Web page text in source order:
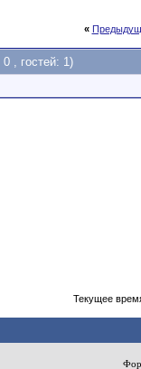
«
, гостей: 1)
Текущее